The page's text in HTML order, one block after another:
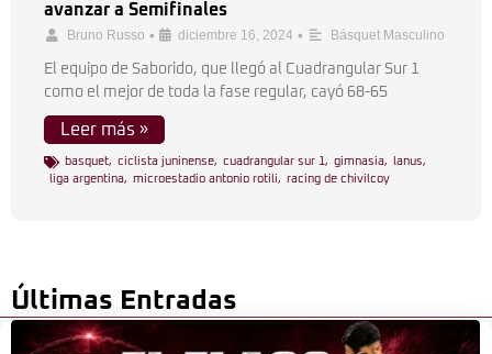
avanzar a Semifinales
Bruno Russo • diciembre 16, 2024 • Básquet Masculino
El equipo de Saborido, que llegó al Cuadrangular Sur 1
como el mejor de toda la fase regular, cayó 68-65
Leer más »
basquet, ciclista juninense, cuadrangular sur 1 , gimnasia, lanus,
liga argentina, microestadio antonio rotili, racing de chivilcoy
Últimas Entradas